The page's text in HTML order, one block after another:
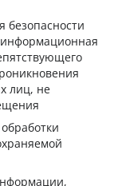
безопасности
лиц, не